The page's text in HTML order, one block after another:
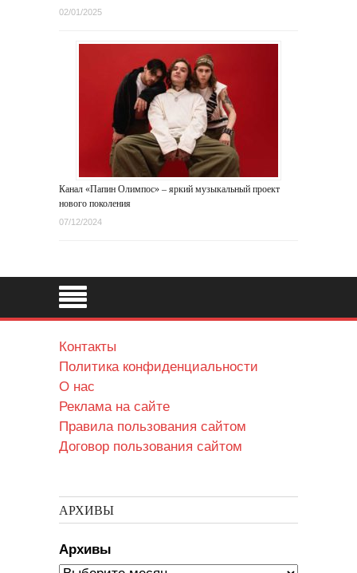
02/01/2025
Канал «Папин Олимпос» – яркий музыкальный проект
нового поколения
07/12/2024
Контакты
Политика конфиденциальности
О нас
Реклама на сайте
Правила пользования сайтом
Договор пользования сайтом
АРХИВЫ
Архивы